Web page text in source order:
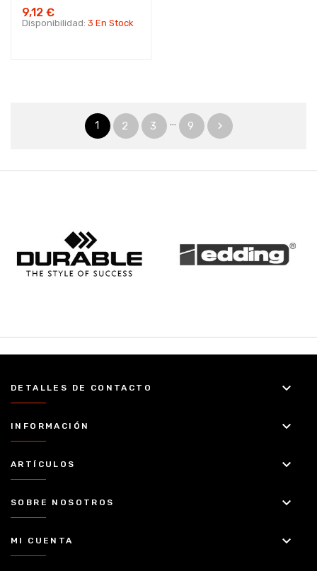
9,12 €
Disponibilidad: 3 En Stock
1 2 3 … 9 
DETALLES DE CONTACTO keyboard_arrow_down
INFORMACIÓN keyboard_arrow_down
ARTÍCULOS keyboard_arrow_down
SOBRE NOSOTROS keyboard_arrow_down
MI CUENTA keyboard_arrow_down